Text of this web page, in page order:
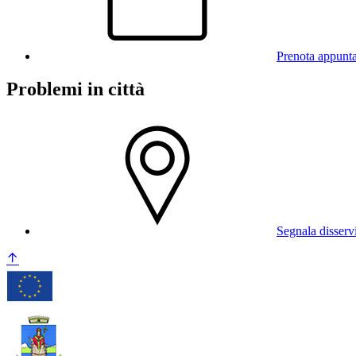
Prenota
Problemi in città
Segnala